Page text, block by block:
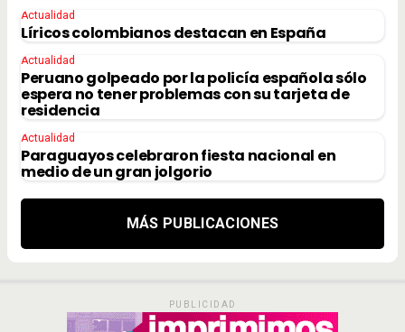
Actualidad
Líricos colombianos destacan en España
Actualidad
Peruano golpeado por la policía española sólo
espera no tener problemas con su tarjeta de
residencia
Actualidad
Paraguayos celebraron fiesta nacional en
medio de un gran jolgorio
MÁS PUBLICACIONES
PUBLICIDAD